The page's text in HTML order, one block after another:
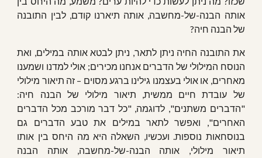
אותה הבנה-של-מחשבה, אותה תיארנו קודם, לבין התובנה
של הבנה חיה?
את התובנה החיה ניתן לתאר, ניתן לבטא אותה במילים, ואת
הנוסח המילולי של הדברים אנחנו מכירים; אולי למדנו ושמענו
מאחרים, או אולי בעצמנו גילינו ברגע מסוים – זה תיאור מילולי
של עובדת חיים ממשית, תיאור מילולי של הבנה חיה:
"הדברים משתנים", לדוגמה, "כל דבר מורכב מכל הדברים
האחרים", ואפשר לתאר במילים את טבע הדברים גם
בנוסחאות נוספות. ועכשיו, השאלה היא מה היחס בין אותו
תיאור מילולי, אותה הבנה-של-מחשבה, אותה הבנה